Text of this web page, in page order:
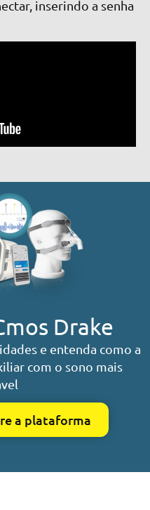
inserindo a senha
Drake
e entenda como a
com o sono mais
a plataforma